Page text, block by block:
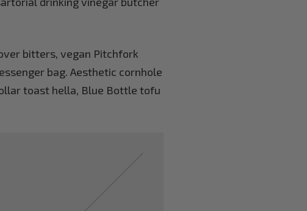
bitters, vegan Pitchfork
bag. Aesthetic cornhole
toast hella, Blue Bottle tofu